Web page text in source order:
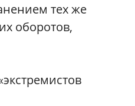
тех же
оборотов,